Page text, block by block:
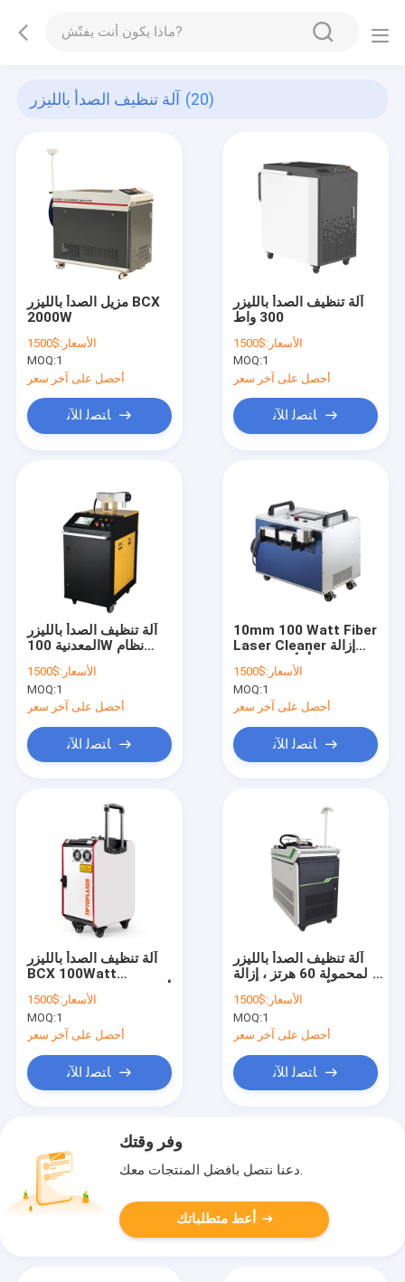
آلة تنظيف الصدأ بالليزر (20)
مزيل الصدأ بالليزر BCX
2000W
الأسعار:$1500
MOQ:1
أحصل على آخر سعر
ﺎﺘﺼﻟ ﺍﻶﻧ
آلة تنظيف الصدأ بالليزر
300 واط
الأسعار:$1500
MOQ:1
أحصل على آخر سعر
ﺎﺘﺼﻟ ﺍﻶﻧ
آلة تنظيف الصدأ بالليزر
المعدنية 100W نظام
شهادة CE الحراري
الأسعار:$1500
MOQ:1
أحصل على آخر سعر
ﺎﺘﺼﻟ ﺍﻶﻧ
10mm 100 Watt Fiber
Laser Cleaner إزالة
الصدأ لأعمال البناء
الأسعار:$1500
MOQ:1
أحصل على آخر سعر
ﺎﺘﺼﻟ ﺍﻶﻧ
آلة تنظيف الصدأ بالليزر
BCX 100Watt
أوتوماتيكية لمزيل المعادن
الأسعار:$1500
MOQ:1
أحصل على آخر سعر
ﺎﺘﺼﻟ ﺍﻶﻧ
آلة تنظيف الصدأ بالليزر
المحمولة 60 هرتز ، إزالة
الصدأ بالليزر 200 واط
الأسعار:$1500
MOQ:1
أحصل على آخر سعر
ﺎﺘﺼﻟ ﺍﻶﻧ
وفر وقتك
دعنا نتصل بأفضل المنتجات معك.
أعط متطلباتك